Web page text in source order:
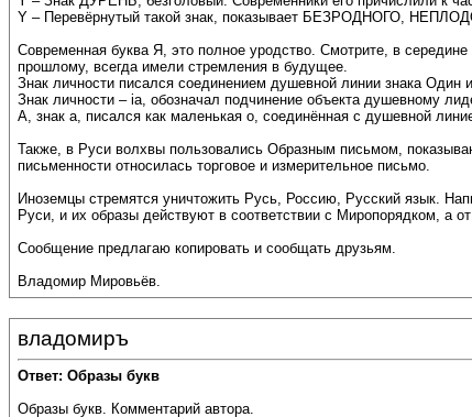
Y – Перевёрнутый такой знак, показывает БЕЗРОДНОГО,
Современная буква Я, это полное уродство. Смотрите, в
прошлому, всегда имели стремления в будущее.
Знак личности писался соединением душевной линии знака
Знак личности – ia, обозначал подчинение объекта душевному
А, знак а, писался как маленькая о, соединённая с душевной
Также, в Руси волхвы пользовались Образным письмом,
письменности относилась торговое и измерительное письмо.
Иноземцы стремятся уничтожить Русь, Россию, Русский язык.
Руси, и их образы действуют в соответствии с Миропорядком, а
Сообщение предлагаю копировать и сообщать друзьям.
Владомир Мировьёв.
владомиръ
Ответ: Образы букв
Образы букв. Комментарий автора.